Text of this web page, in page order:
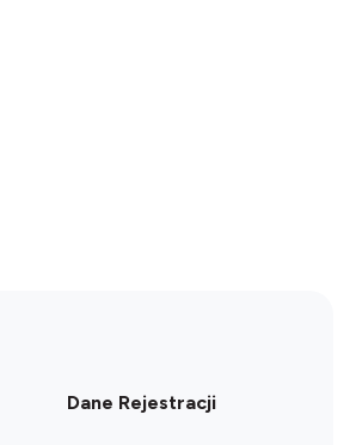
Dane Rejestracji